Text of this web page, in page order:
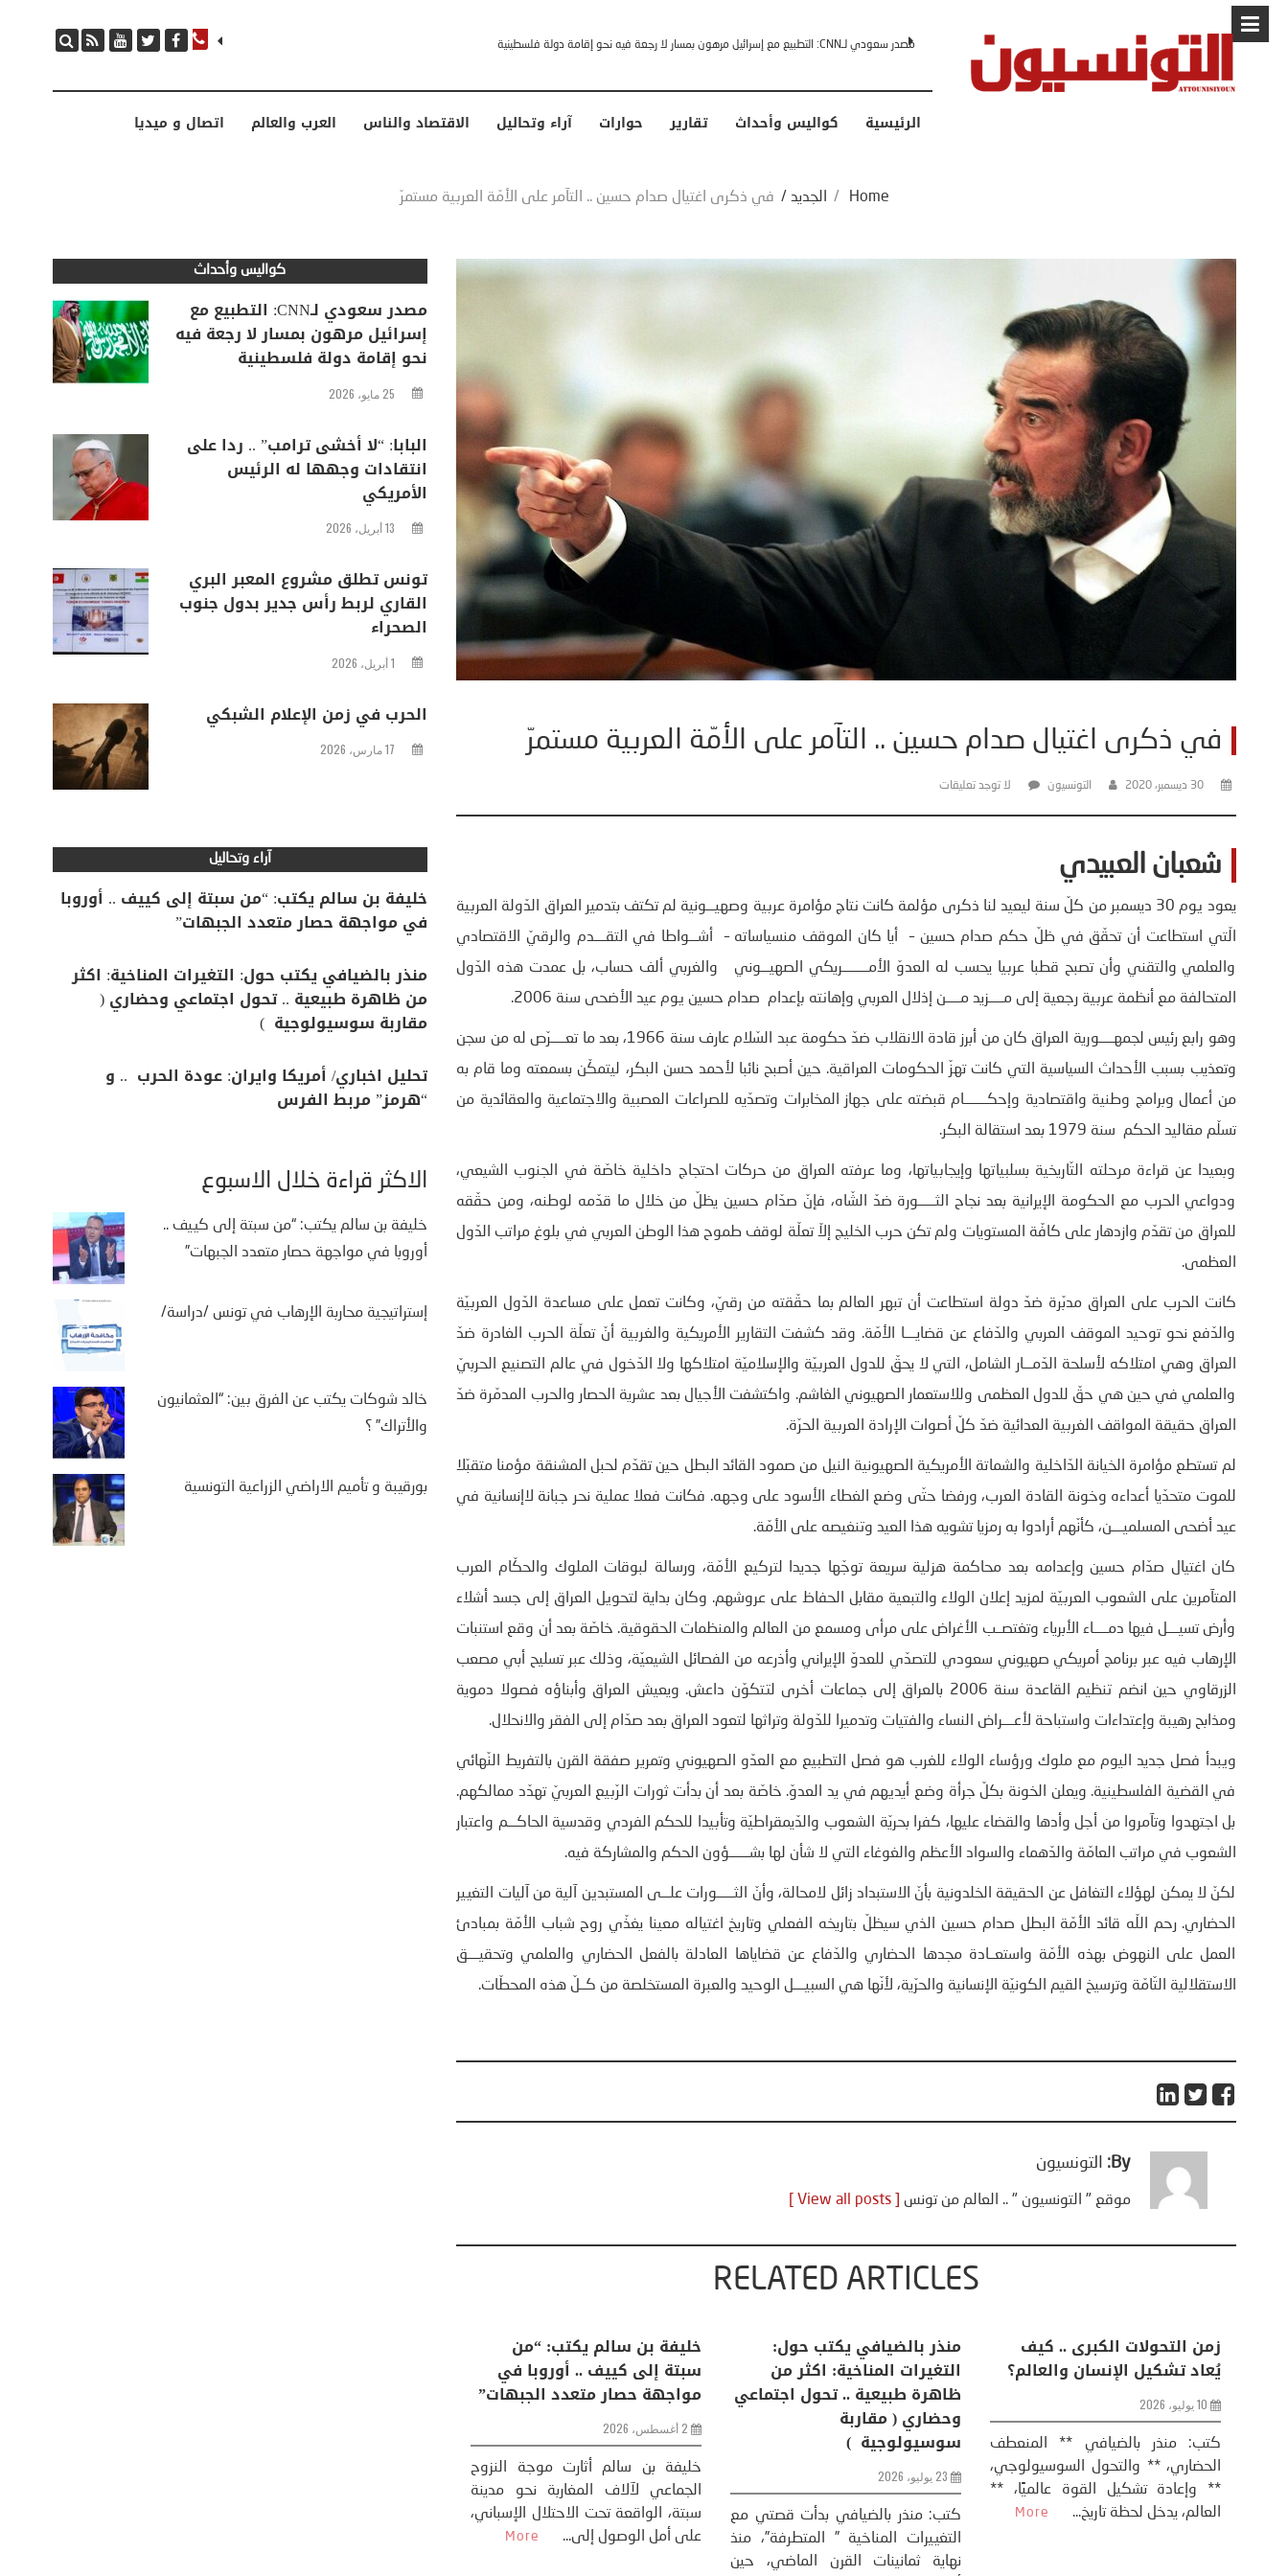
مصدر سعودي لـCNN: التطبيع مع إسرائيل مرهون بمسار لا رجعة فيه نحو إقامة دولة فلسطينية البابا: “لا أخشى ترامب” .. ردا على انتقادات وجهها له الرئيس الأمريكي
الرئيسية كواليس وأحداث تقارير حوارات آراء وتحاليل الاقتصاد والناس العرب والعالم اتصال و ميديا
Home
/ الجديد / في ذكرى اغتيال صدام حسين .. التآمر على الأمّة العربية مستمرّ
في ذكرى اغتيال صدام حسين .. التآمر على الأمّة العربية مستمرّ
30 ديسمبر، 2020 التونسيون لا توجد تعليقات
شعبان العبيدي
يعود يوم 30 ديسمبر من كلّ سنة ليعيد لنا ذكرى مؤلمة كانت نتاج مؤامرة عربية وصهيـــونية لم تكتف بتدمير العراق الدّولة العربية
الّتي استطاعت أن تحقّق في ظلّ حكم صدام حسين – أيا كان الموقف منسياساته – أشـــواطا في التقــــدم والرقيّ الاقتصادي
والعلمي والتقني وأن تصبح قطبا عربيا يحسب له العدوّ الأمـــــــــريكي الصهيـــوني والغربي ألف حساب، بل عمدت هذه الدّول
المتحالفة مع أنظمة عربية رجعية إلى مـــــزيد مـــــن إذلال العربي وإهانته بإعدام صدام حسين يوم عيد الأضحى سنة 2006.
وهو رابع رئيس لجمهـــــورية العراق كان من أبرز قادة الانقلاب ضدّ حكومة عبد السّلام عارف سنة 1966، بعد ما تعـــــرّص له من سجن
وتعذيب بسبب الأحداث السياسية التي كانت تهزّ الحكومات العراقية. حين أصبح نائبا لأحمد حسن البكر، ليتمكّن بسمعته وما قام به
من أعمال وبرامج وطنية واقتصادية وإحكــــــــام قبضته على جهاز المخابرات وتصدّيه للصراعات العصبية والاجتماعية والعقائدية من
تسلّم مقاليد الحكم سنة 1979 بعد استقالة البكر.
وبعيدا عن قراءة مرحلته التّاريخية بسلبياتها وإيجابياتها، وما عرفته العراق من حركات احتجاج داخلية خاصّة في الجنوب الشيعي،
ودواعي الحرب مع الحكومة الإيرانية بعد نجاح الثــــــورة ضدّ الشّاه، فإنّ صدّام حسين يظلّ من خلال ما قدّمه لوطنه، ومن حقّقه
للعراق من تقدّم وازدهار على كافّة المستويات ولم تكن حرب الخليج إلاّ تعلّة لوقف طموح هذا الوطن العربي في بلوغ مراتب الدّول
العظمى.
كانت الحرب على العراق مدبّرة ضدّ دولة استطاعت أن تبهر العالم بما حقّقته من رقيّ، وكانت تعمل على مساعدة الدّول العربيّة
والدّفع نحو توحيد الموقف العربي والدّفاع عن قضايــــا الأمّة. وقد كشفت التقارير الأمريكية والغربية أنّ تعلّة الحرب الغادرة ضدّ
العراق وهي امتلاكه لأسلحة الدّمـــار الشامل، التي لا يحقّ للدول العربيّة والإسلاميّة امتلاكها ولا الدّخول في عالم التصنيع الحربيّ
والعلمي في حين هي حقّ للدول العظمى وللاستعمار الصهيوني الغاشم. واكتشفت الأجيال بعد عشرية الحصار والحرب المدمّرة ضدّ
العراق حقيقة المواقف الغربية العدائية ضدّ كلّ أصوات الإرادة العربية الحرّة.
لم تستطع مؤامرة الخيانة الدّاخلية والشماتة الأمريكية الصهيونية النيل من صمود القائد البطل حين تقدّم لحبل المشنقة مؤمنا متقبّلا
للموت متحدّيا أعداءه وخونة القادة العرب، ورفضا حتّى وضع الغطاء الأسود على وجهه. فكانت فعلا عملية نحر جبانة لاإنسانية في
عيد أضحى المسلميــــن، كأنّهم أرادوا به رمزيا تشويه هذا العيد وتنغيصه على الأمّة.
كان اغتيال صدّام حسين وإعدامه بعد محاكمة هزلية سريعة توجّها جديدا لتركيع الأمّة، ورسالة لبوقات الملوك والحكّام العرب
المتآمرين على الشعوب العربيّة لمزيد إعلان الولاء والتبعية مقابل الحفاظ على عروشهم. وكان بداية لتحويل العراق إلى جسد أشلاء
وأرض تسيــــل فيها دمـــــاء الأبرياء وتغتصــب الأغراض على مرأى ومسمع من العالم والمنظمات الحقوقية. خاصّة بعد أن وقع استنبات
الإرهاب فيه عبر برنامج أمريكي صهيوني سعودي للتصدّي للعدوّ الإيراني وأذرعه من الفصائل الشيعيّة، وذلك عبر تسليح أبي مصعب
الزرقاوي حين انضم تنظيم القاعدة سنة 2006 بالعراق إلى جماعات أخرى لتتكوّن داعش. ويعيش العراق وأبناؤه فصولا دموية
ومذابح رهيبة وإعتداءات واستباحة لأعــــراض النساء والفتيات وتدميرا للدّولة وتراثها لتعود العراق بعد صدّام إلى الفقر والانحلال.
ويبدأ فصل جديد اليوم مع ملوك ورؤساء الولاء للغرب هو فصل التطبيع مع العدّو الصهيوني وتمرير صفقة القرن بالتفريط النّهائي
في القضية الفلسطينية. ويعلن الخونة بكلّ جرأة وضع أيديهم في يد العدوّ. خاصّة بعد أن بدأت ثورات الرّبيع العربيّ تهدّد ممالكهم.
بل اجتهدوا وتآمروا من أجل وأدها والقضاء عليها، كفرا بحريّة الشعوب والدّيمقراطيّة وتأبيدا للحكم الفردي وقدسية الحاكـــم واعتبار
الشعوب في مراتب العامّة والدّهماء والسواد الأعظم والغوغاء التي لا شأن لها بشـــــــؤون الحكم والمشاركة فيه.
لكنّ لا يمكن لهؤلاء التغافل عن الحقيقة الخلدونية بأنّ الاستبداد زائل لامحالة، وأنّ الثــــــورات علـــى المستبدين آلية من آليات التغيير
الحضاري. رحم اللّه قائد الأمّة البطل صدام حسين الذي سيظلّ بتاريخه الفعلي وتاريخ اغتياله معينا يغذّي روح شباب الأمّة بمبادئ
العمل على النهوض بهذه الأمّة واستعــادة مجدها الحضاري والدّفاع عن قضاياها العادلة بالفعل الحضاري والعلمي وتحقيــــق
الاستقلالية التّامّة وترسيخ القيم الكونيّة الإنسانية والحرّية، لأنّها هي السبيــــل الوحيد والعبرة المستخلصة من كــلّ هذه المحطّات.
By: التونسيون
موقع " التونسيون " .. العالم من تونس [ View all posts ]
RELATED ARTICLES
منذر بالضيافي يكتب حول:
التغيرات المناخية: اكثر من
ظاهرة طبيعية .. تحول اجتماعي
وحضاري ( مقاربة
سوسيولوجية )
23 يوليو، 2026
كتب: منذر بالضيافي بدأت قصتي مع
التغييرات المناخية ” المتطرفة”، منذ
زمن التحولات الكبرى .. كيف
يُعاد تشكيل الإنسان والعالم؟
10 يوليو، 2026
كتب: منذر بالضيافي ** المنعطف
الحضاري، ** والتحول السوسيولوجي،
** وإعادة تشكيل القوة عالميًا، **
العالم، يدخل لحظة تاريخ...
More
تحليل اخباري/ أمريكا وايران:
عودة الحرب .. و “هرمز” مربط
الفرس
8 يوليو، 2026
تحليل – منذر بالضيافي عاد الرئيس
الأمريكي دونالد ترامب إلى قصف
ايران، وذلك ردا على ما اعتبره الرئيس
كواليس وأحداث
مصدر سعودي لـCNN: التطبيع مع
إسرائيل مرهون بمسار لا رجعة فيه
نحو إقامة دولة فلسطينية
25 مايو، 2026
البابا: “لا أخشى ترامب” .. ردا على
انتقادات وجهها له الرئيس
الأمريكي
13 أبريل، 2026
تونس تطلق مشروع المعبر البري
القاري لربط رأس جدير بدول جنوب
الصحراء
1 أبريل، 2026
الحرب في زمن الإعلام الشبكي
17 مارس، 2026
آراء وتحاليل
خليفة بن سالم يكتب: “من سبتة إلى كييف .. أوروبا
في مواجهة حصار متعدد الجبهات”
منذر بالضيافي يكتب حول: التغيرات المناخية: اكثر
من ظاهرة طبيعية .. تحول اجتماعي وحضاري (
مقاربة سوسيولوجية )
تحليل اخباري/ أمريكا وايران: عودة الحرب .. و
“هرمز” مربط الفرس
الأكثر قراءة خلال الأسبوع
خليفة بن سالم يكتب: “من سبتة إلى كييف ..
أوروبا في مواجهة حصار متعدد الجبهات”
إستراتيجية محاربة الإرهاب في تونس /دراسة/
خالد شوكات يكتب عن الفرق بين: “العثمانيون
والأتراك” ؟
بورقيبة و تأميم الاراضي الزراعية التونسية